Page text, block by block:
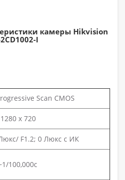
камеры Hikvision
2CD1002-I
Scan CMOS
х 720
F1.2; 0 Люкс с ИК
100,000с